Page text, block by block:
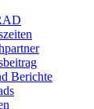
Berichte